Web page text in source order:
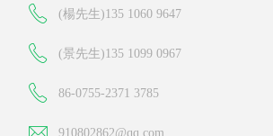
(楊先生)135 1060 9647
(景先生)135 1099 0967
86-0755-2371 3785
910802862@qq.com